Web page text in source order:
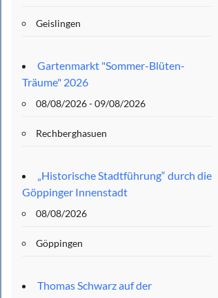
Geislingen
Gartenmarkt "Sommer-Blüten-
Träume" 2026
08/08/2026 - 09/08/2026
Rechberghasuen
„Historische Stadtführung“ durch die
Göppinger Innenstadt
08/08/2026
Göppingen
Thomas Schwarz auf der